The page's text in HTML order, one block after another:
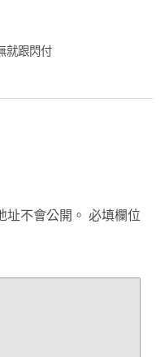
就跟閃付
不會公開。 必填欄位